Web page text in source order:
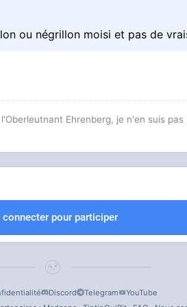
ou négrillon moisi et pas de
Ehrenberg, je n'en suis
connecter pour participer
Discord Telegram
YouTube